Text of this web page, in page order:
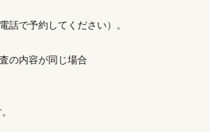
話で予約してください）。
の内容が同じ場合